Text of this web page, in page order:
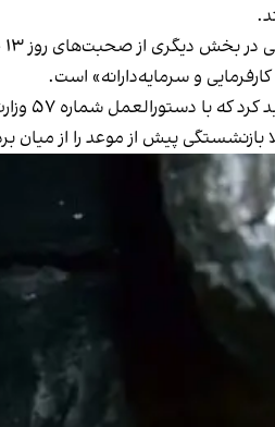
کارفرمایی و سرمایه‌دارانه» است.
او
بازنشستگی پیش از موعد را از میان